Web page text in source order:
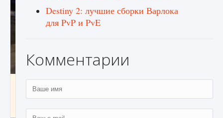
Как исправить неработающие награды For
Honor
9 августа 2024 1 205 0 0
Destiny 2: лучшие сборки Варлока
для PvP и PvE
Комментарии